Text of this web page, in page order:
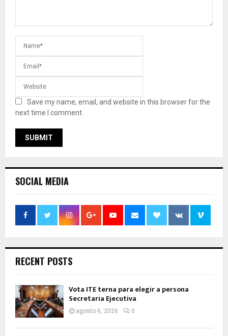
Save my name, email, and website in this browser for the
next time I comment.
SOCIAL MEDIA
RECENT POSTS
Vota ITE terna para elegir a persona
Secretaria Ejecutiva
agosto 6, 2026 0